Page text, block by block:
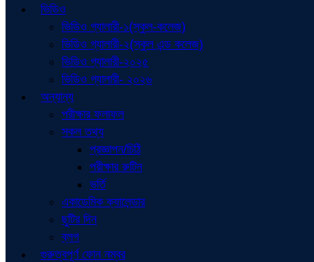
ভিডিও
ভিডিও গ্যালারী-১(স্কুল-কলেজ)
ভিডিও গ্যালারী-২(স্কুল এন্ড কলেজ)
ভিডিও গ্যালারী-২০২৫
ভিডিও গ্যালারী- ২০২৬
অন্যান্য
পরীক্ষার ফলাফল
সকল তথ্য
প্রজ্ঞাপন/চিঠি
পরীক্ষার রুটিন
ভর্তি
একাডেমিক ক্যালেন্ডার
ছুটির দিন
ব্লগ
গুরুত্বপূর্ণ ফোন নম্বর